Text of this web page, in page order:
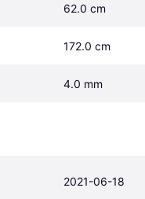
62.0 cm
172.0 cm
4.0 mm
2021-06-18